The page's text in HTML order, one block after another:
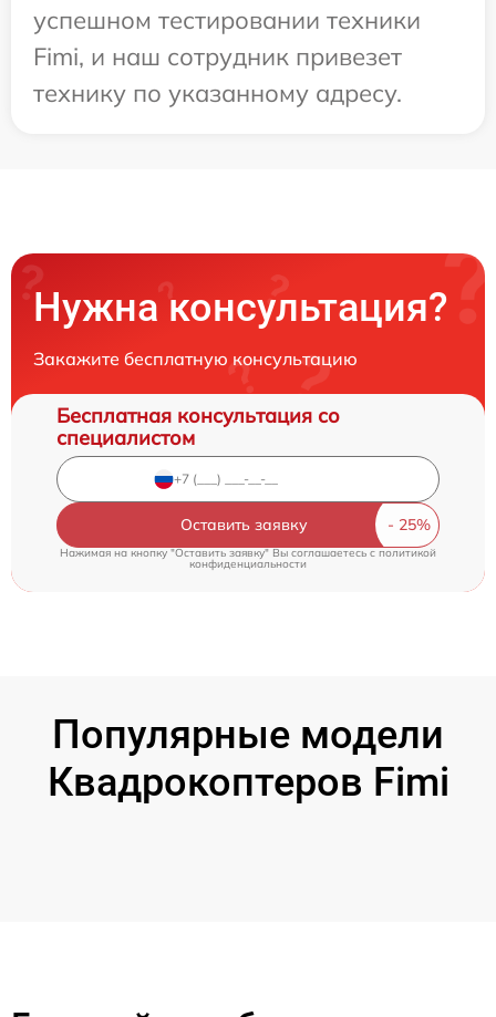
успешном тестировании техники
Fimi, и наш сотрудник привезет
технику по указанному адресу.
Нужна консультация?
Закажите бесплатную консультацию
Бесплатная консультация со
специалистом
Оставить заявку
Нажимая на кнопку "Оставить заявку" Вы соглашаетесь cполитикой
конфиденциальности
Популярные модели
Квадрокоптеров Fimi